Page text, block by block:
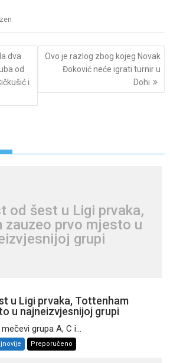
dva
od
i
Ovo je razlog zbog kojeg Novak
Đoković neće igrati turnir u
Dohi
od šest u Ligi prvaka,
zauzeo prvo mjesto u
grupi
u Ligi prvaka, Tottenham
u najneizvjesnijoj grupi
grupa A, C i...
Preporučeno